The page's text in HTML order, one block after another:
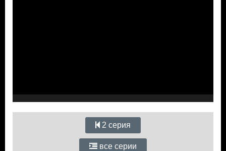
2 серия
все серии